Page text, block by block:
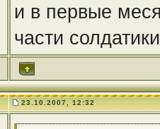
и в первые
части
23.10.2007, 12:32